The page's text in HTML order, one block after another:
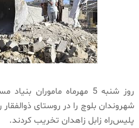
روز شنبه 5 مهرماه ماموران
شهروندان بلوچ را در روستای
پلیس‌راه زابل زاهدان تخریب کردند.